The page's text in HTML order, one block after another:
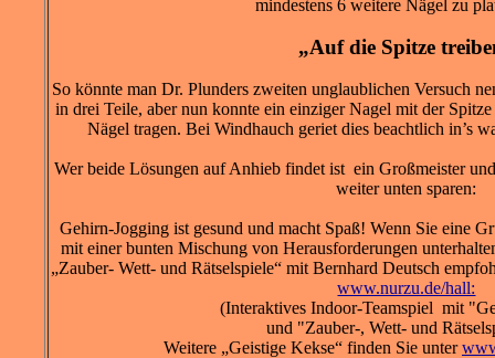
mindestens 6 weitere Nägel zu
„Auf die Spitze
So könnte man Dr. Plunders zweiten unglaublichen Versuch
in drei Teile, aber nun konnte ein einziger Nagel mit der
Nägel tragen. Bei Windhauch geriet dies beachtlich in’s
Wer beide Lösungen auf Anhieb findet ist ein Großmeister
weiter unten sparen:
Gehirn-Jogging ist gesund und macht Spaß! Wenn Sie eine
mit einer bunten Mischung von Herausforderungen
„Zauber- Wett- und Rätselspiele“ mit Bernhard Deutsch
www.nurzu.de/hall:
(Interaktives Indoor-Teamspiel mit
und "Zauber-, Wett- und
Weitere „Geistige Kekse“ finden Sie unter